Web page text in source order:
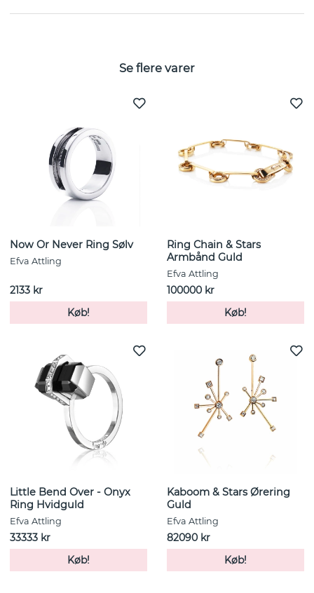
Se flere varer
Now Or Never Ring Sølv
Efva Attling
2133 kr
Køb!
Ring Chain & Stars
Armbånd Guld
Efva Attling
100000 kr
Køb!
Little Bend Over - Onyx
Ring Hvidguld
Efva Attling
33333 kr
Køb!
Kaboom & Stars Ørering
Guld
Efva Attling
82090 kr
Køb!